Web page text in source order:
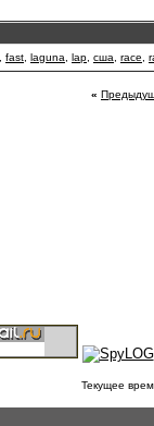
fast laguna lap сша race
«
Текущее